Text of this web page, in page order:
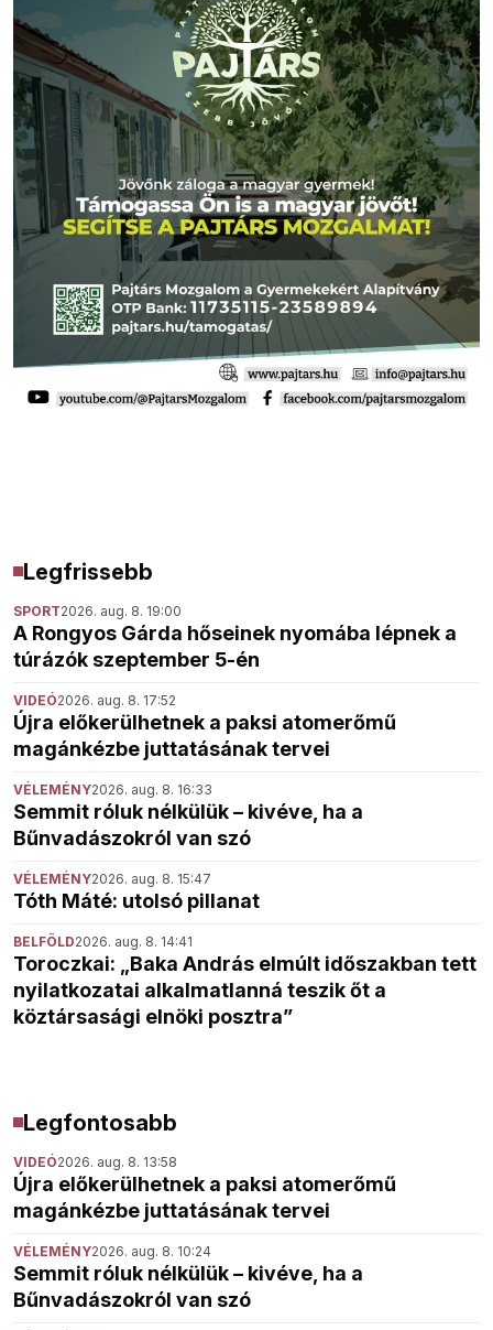
Legfrissebb
SPORT2026. aug. 8. 19:00
A Rongyos Gárda hőseinek nyomába lépnek a
túrázók szeptember 5-én
VIDEÓ2026. aug. 8. 17:52
Újra előkerülhetnek a paksi atomerőmű
magánkézbe juttatásának tervei
VÉLEMÉNY2026. aug. 8. 16:33
Semmit róluk nélkülük – kivéve, ha a
Bűnvadászokról van szó
VÉLEMÉNY2026. aug. 8. 15:47
Tóth Máté: utolsó pillanat
BELFÖLD2026. aug. 8. 14:41
Toroczkai: „Baka András elmúlt időszakban tett
nyilatkozatai alkalmatlanná teszik őt a
köztársasági elnöki posztra”
Legfontosabb
VIDEÓ2026. aug. 8. 13:58
Újra előkerülhetnek a paksi atomerőmű
magánkézbe juttatásának tervei
VÉLEMÉNY2026. aug. 8. 10:24
Semmit róluk nélkülük – kivéve, ha a
Bűnvadászokról van szó